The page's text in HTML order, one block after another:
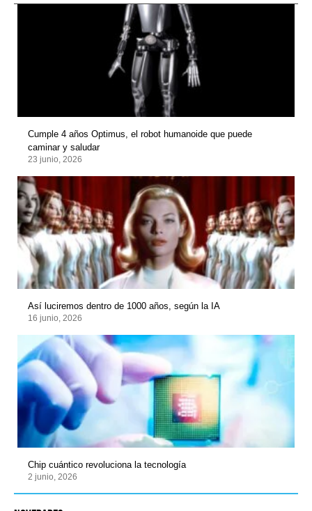
Cumple 4 años Optimus, el robot humanoide que puede
caminar y saludar
23 junio, 2026
Así luciremos dentro de 1000 años, según la IA
16 junio, 2026
Chip cuántico revoluciona la tecnología
2 junio, 2026